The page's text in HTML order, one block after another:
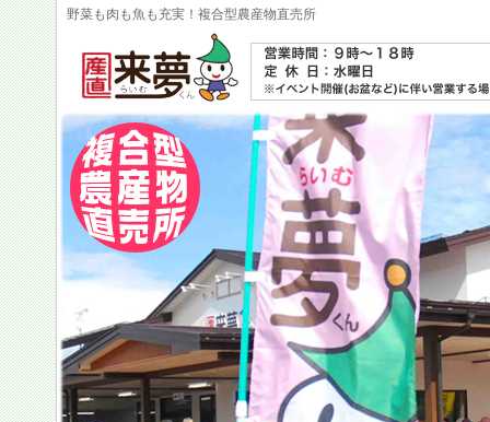
野菜も肉も魚も充実！複合型農産物直売所